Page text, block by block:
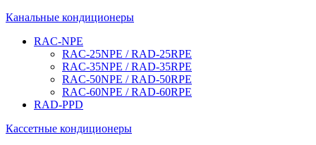
Канальные кондиционеры
RAC-NPE
RAC-25NPE / RAD-25RPE
RAC-35NPE / RAD-35RPE
RAC-50NPE / RAD-50RPE
RAC-60NPE / RAD-60RPE
RAD-PPD
Кассетные кондиционеры